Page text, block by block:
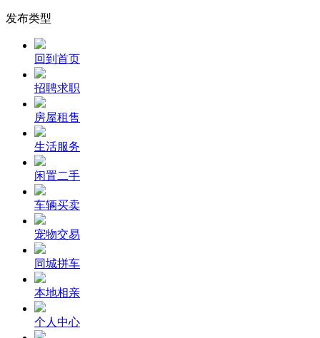
发布类型
回到首页
招聘求职
房屋租售
生活服务
闲置二手
车辆买卖
宠物交易
同城拼车
本地相亲
个人中心